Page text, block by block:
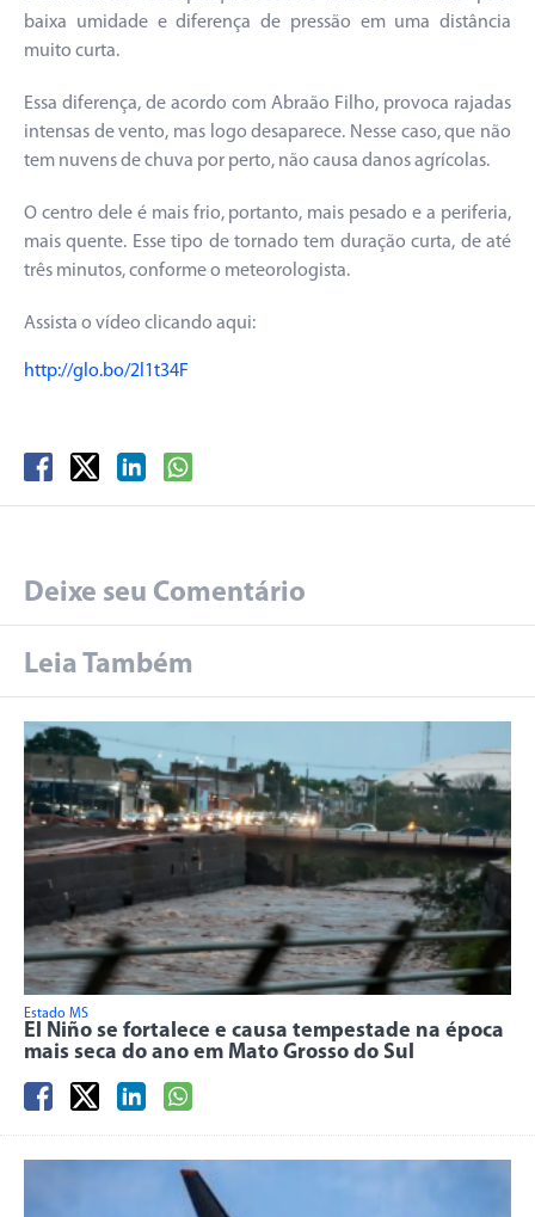
baixa umidade e diferença de pressão em uma distância
muito curta.
Essa diferença, de acordo com Abraão Filho, provoca rajadas
intensas de vento, mas logo desaparece. Nesse caso, que não
tem nuvens de chuva por perto, não causa danos agrícolas.
O centro dele é mais frio, portanto, mais pesado e a periferia,
mais quente. Esse tipo de tornado tem duração curta, de até
três minutos, conforme o meteorologista.
Assista o vídeo clicando aqui:
http://glo.bo/2l1t34F
Deixe seu Comentário
Leia Também
Estado MS
El Niño se fortalece e causa tempestade na época
mais seca do ano em Mato Grosso do Sul